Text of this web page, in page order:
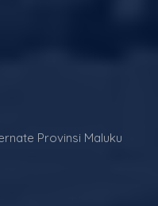
Provinsi Maluku